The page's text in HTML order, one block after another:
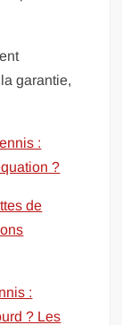
garantie,
:
?
de
:
? Les